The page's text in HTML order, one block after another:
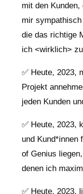
mit den
mir
die das richtige
ich <wirklich>
✅ Heute, 2023,
Projekt
jeden Kunden
✅ Heute, 2023,
und Kund*innen
of Genius
denen ich
✅ Heute, 2023,